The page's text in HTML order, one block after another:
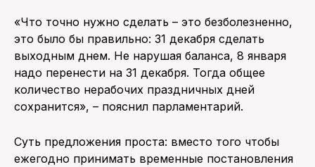
«Что точно нужно сделать – это безболезненно,
это было бы правильно: 31 декабря сделать
выходным днем. Не нарушая баланса, 8 января
надо перенести на 31 декабря. Тогда общее
количество нерабочих праздничных дней
сохранится», – пояснил парламентарий.
Суть предложения проста: вместо того чтобы
ежегодно принимать временные постановления